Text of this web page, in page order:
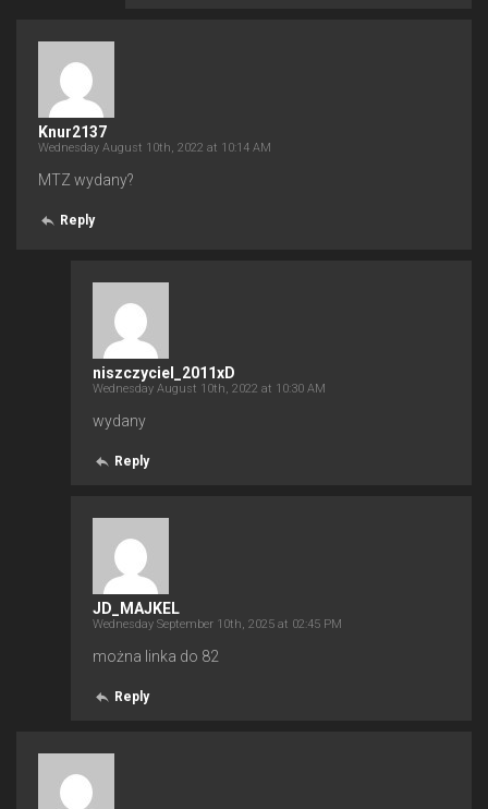
Knur2137
Wednesday August 10th, 2022 at 10:14 AM
MTZ wydany?
Reply
niszczyciel_2011xD
Wednesday August 10th, 2022 at 10:30 AM
wydany
Reply
JD_MAJKEL
Wednesday September 10th, 2025 at 02:45 PM
można linka do 82
Reply